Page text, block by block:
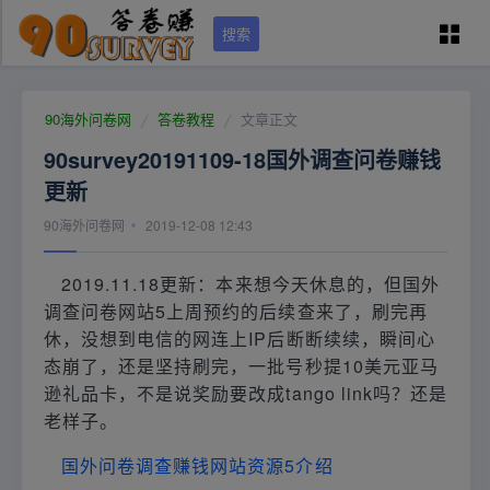
搜索
学员专区
国外调查培训
问卷资源（可点）
城市列表
90海外问卷网 答卷教程 文章正文
90survey20191109-18国外调查问卷赚钱
更新
90海外问卷网 2019-12-08 12:43
2019.11.18更新：本来想今天休息的，但国外
调查问卷网站5上周预约的后续查来了，刷完再
休，没想到电信的网连上IP后断断续续，瞬间心
态崩了，还是坚持刷完，一批号秒提10美元亚马
逊礼品卡，不是说奖励要改成tango link吗？还是
老样子。
国外问卷调查赚钱网站资源5介绍